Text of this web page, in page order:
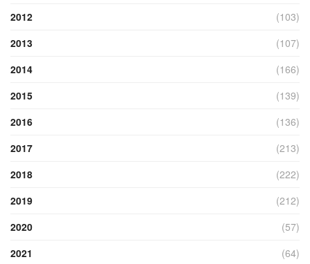
2012
(103)
2013
(107)
2014
(166)
2015
(139)
2016
(136)
2017
(213)
2018
(222)
2019
(212)
2020
(57)
2021
(64)